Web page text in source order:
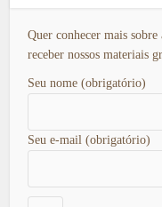
Quer conhecer mais sobre
receber nossos materiais
Seu nome (obrigatório)
Seu e-mail (obrigatório)